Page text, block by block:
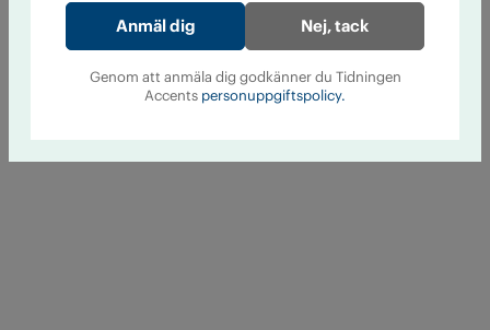
Nej, tack
Genom att anmäla dig godkänner du Tidningen
Accents personuppgiftspolicy.